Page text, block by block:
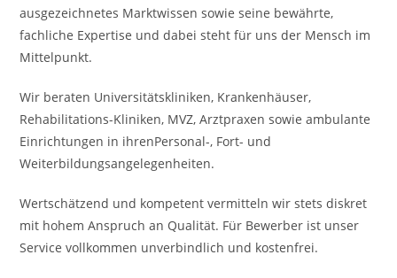
ausgezeichnetes Marktwissen sowie seine bewährte,
fachliche Expertise und dabei steht für uns der Mensch im
Mittelpunkt.
Wir beraten Universitätskliniken, Krankenhäuser,
Rehabilitations-Kliniken, MVZ, Arztpraxen sowie ambulante
Einrichtungen in ihrenPersonal-, Fort- und
Weiterbildungsangelegenheiten.
Wertschätzend und kompetent vermitteln wir stets diskret
mit hohem Anspruch an Qualität. Für Bewerber ist unser
Service vollkommen unverbindlich und kostenfrei.